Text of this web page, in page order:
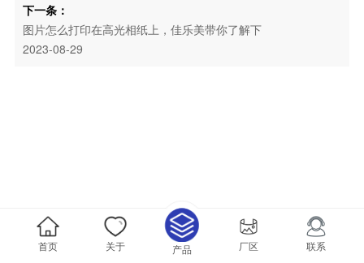
下一条：
图片怎么打印在高光相纸上，佳乐美带你了解下
2023-08-29
首页 关于 产品 厂区 联系